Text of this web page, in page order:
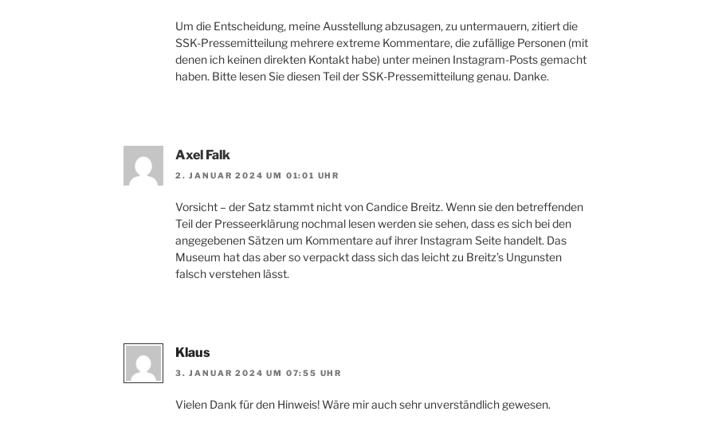
Um die Entscheidung, meine Ausstellung abzusagen, zu untermauern, zitiert die
SSK-Pressemitteilung mehrere extreme Kommentare, die zufällige Personen (mit
denen ich keinen direkten Kontakt habe) unter meinen Instagram-Posts gemacht
haben. Bitte lesen Sie diesen Teil der SSK-Pressemitteilung genau. Danke.
Axel Falk
2. JANUAR 2024 UM 01:01 UHR
Vorsicht – der Satz stammt nicht von Candice Breitz. Wenn sie den betreffenden
Teil der Presseerklärung nochmal lesen werden sie sehen, dass es sich bei den
angegebenen Sätzen um Kommentare auf ihrer Instagram Seite handelt. Das
Museum hat das aber so verpackt dass sich das leicht zu Breitz’s Ungunsten
falsch verstehen lässt.
Klaus
3. JANUAR 2024 UM 07:55 UHR
Vielen Dank für den Hinweis! Wäre mir auch sehr unverständlich gewesen.